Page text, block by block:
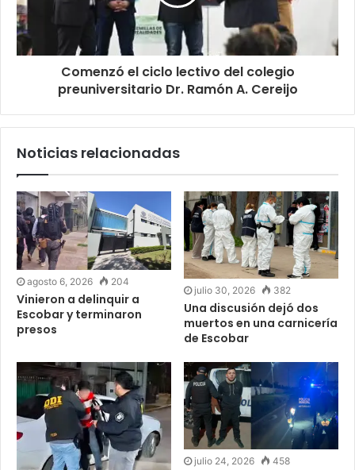
Comenzó el ciclo lectivo del colegio
preuniversitario Dr. Ramón A. Cereijo
Noticias relacionadas
agosto 6, 2026 204
Vinieron a delinquir a
Escobar y terminaron
presos
julio 30, 2026 382
Una discusión dejó dos
muertos en una carnicería
de Escobar
julio 24, 2026 458